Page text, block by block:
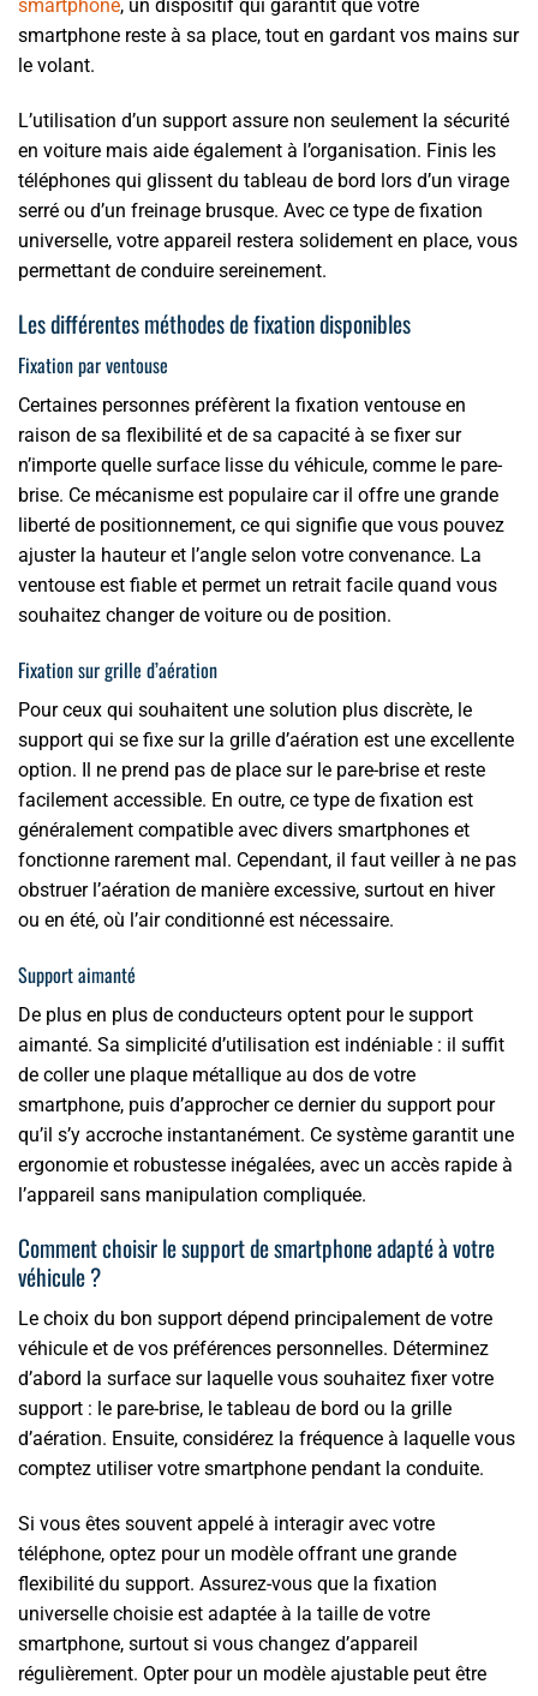
smartphone, un dispositif qui garantit que votre
smartphone reste à sa place, tout en gardant vos mains sur
le volant.
L’utilisation d’un support assure non seulement la sécurité
en voiture mais aide également à l’organisation. Finis les
téléphones qui glissent du tableau de bord lors d’un virage
serré ou d’un freinage brusque. Avec ce type de fixation
universelle, votre appareil restera solidement en place, vous
permettant de conduire sereinement.
Les différentes méthodes de fixation disponibles
Fixation par ventouse
Certaines personnes préfèrent la fixation ventouse en
raison de sa flexibilité et de sa capacité à se fixer sur
n’importe quelle surface lisse du véhicule, comme le pare-
brise. Ce mécanisme est populaire car il offre une grande
liberté de positionnement, ce qui signifie que vous pouvez
ajuster la hauteur et l’angle selon votre convenance. La
ventouse est fiable et permet un retrait facile quand vous
souhaitez changer de voiture ou de position.
Fixation sur grille d’aération
Pour ceux qui souhaitent une solution plus discrète, le
support qui se fixe sur la grille d’aération est une excellente
option. Il ne prend pas de place sur le pare-brise et reste
facilement accessible. En outre, ce type de fixation est
généralement compatible avec divers smartphones et
fonctionne rarement mal. Cependant, il faut veiller à ne pas
obstruer l’aération de manière excessive, surtout en hiver
ou en été, où l’air conditionné est nécessaire.
Support aimanté
De plus en plus de conducteurs optent pour le support
aimanté. Sa simplicité d’utilisation est indéniable : il suffit
de coller une plaque métallique au dos de votre
smartphone, puis d’approcher ce dernier du support pour
qu’il s’y accroche instantanément. Ce système garantit une
ergonomie et robustesse inégalées, avec un accès rapide à
l’appareil sans manipulation compliquée.
Comment choisir le support de smartphone adapté à votre
véhicule ?
Le choix du bon support dépend principalement de votre
véhicule et de vos préférences personnelles. Déterminez
d’abord la surface sur laquelle vous souhaitez fixer votre
support : le pare-brise, le tableau de bord ou la grille
d’aération. Ensuite, considérez la fréquence à laquelle vous
comptez utiliser votre smartphone pendant la conduite.
Si vous êtes souvent appelé à interagir avec votre
téléphone, optez pour un modèle offrant une grande
flexibilité du support. Assurez-vous que la fixation
universelle choisie est adaptée à la taille de votre
smartphone, surtout si vous changez d’appareil
régulièrement. Opter pour un modèle ajustable peut être